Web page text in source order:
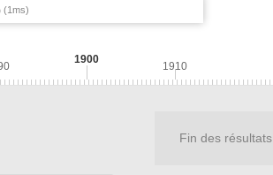
(1ms)
1900
1910
Fin des résultats